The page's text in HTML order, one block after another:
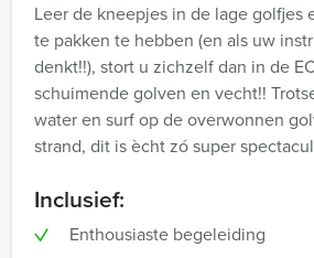
Leer de kneepjes in de lage golfjes
te pakken te hebben (en als uw
denkt!!), stort u zichzelf dan in de
schuimende golven en vecht!!
water en surf op de overwonnen
strand, dit is ècht zó super
Inclusief:
Enthousiaste begeleiding